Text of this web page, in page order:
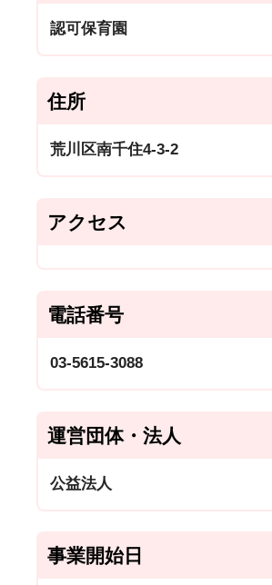
認可保育園
住所
荒川区南千住4-3-2
アクセス
電話番号
03-5615-3088
運営団体・法人
公益法人
事業開始日